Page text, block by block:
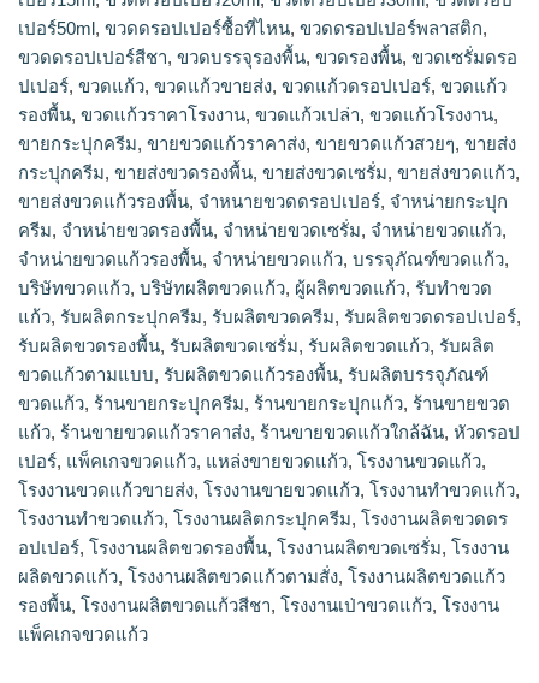
เปอร์50ml, ขวดดรอปเปอร์ซื้อที่ไหน, ขวดดรอปเปอร์พลาสติก,
ขวดดรอปเปอร์สีชา, ขวดบรรจุรองพื้น, ขวดรองพื้น, ขวดเซรั่มดรอ
ปเปอร์, ขวดแก้ว, ขวดแก้วขายส่ง, ขวดแก้วดรอปเปอร์, ขวดแก้ว
รองพื้น, ขวดแก้วราคาโรงงาน, ขวดแก้วเปล่า, ขวดแก้วโรงงาน,
ขายกระปุกครีม, ขายขวดแก้วราคาส่ง, ขายขวดแก้วสวยๆ, ขายส่ง
กระปุกครีม, ขายส่งขวดรองพื้น, ขายส่งขวดเซรั่ม, ขายส่งขวดแก้ว,
ขายส่งขวดแก้วรองพื้น, จำหนายขวดดรอปเปอร์, จำหน่ายกระปุก
ครีม, จำหน่ายขวดรองพื้น, จำหน่ายขวดเซรั่ม, จำหน่ายขวดแก้ว,
จำหน่ายขวดแก้วรองพื้น, จําหน่ายขวดแก้ว, บรรจุภัณฑ์ขวดแก้ว,
บริษัทขวดแก้ว, บริษัทผลิตขวดแก้ว, ผู้ผลิตขวดแก้ว, รับทำขวด
แก้ว, รับผลิตกระปุกครีม, รับผลิตขวดครีม, รับผลิตขวดดรอปเปอร์,
รับผลิตขวดรองพื้น, รับผลิตขวดเซรั่ม, รับผลิตขวดแก้ว, รับผลิต
ขวดแก้วตามแบบ, รับผลิตขวดแก้วรองพื้น, รับผลิตบรรจุภัณฑ์
ขวดแก้ว, ร้านขายกระปุกครีม, ร้านขายกระปุกแก้ว, ร้านขายขวด
แก้ว, ร้านขายขวดแก้วราคาส่ง, ร้านขายขวดแก้วใกล้ฉัน, หัวดรอป
เปอร์, แพ็คเกจขวดแก้ว, แหล่งขายขวดแก้ว, โรงงานขวดแก้ว,
โรงงานขวดแก้วขายส่ง, โรงงานขายขวดแก้ว, โรงงานทำขวดแก้ว,
โรงงานทําขวดแก้ว, โรงงานผลิตกระปุกครีม, โรงงานผลิตขวดดร
อปเปอร์, โรงงานผลิตขวดรองพื้น, โรงงานผลิตขวดเซรั่ม, โรงงาน
ผลิตขวดแก้ว, โรงงานผลิตขวดแก้วตามสั่ง, โรงงานผลิตขวดแก้ว
รองพื้น, โรงงานผลิตขวดแก้วสีชา, โรงงานเป่าขวดแก้ว, โรงงาน
แพ็คเกจขวดแก้ว